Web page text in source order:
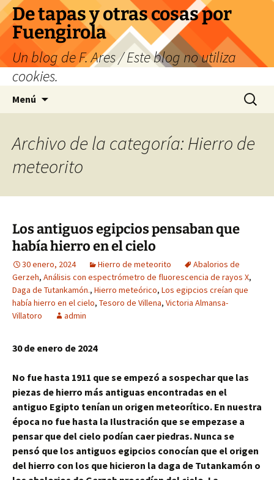
Saltar
al
contenido
De tapas y otras cosas por
Fuengirola
Un blog de F. Ares / Este blog no utiliza
cookies.
Menú Buscar:
Archivo de la categoría: Hierro de
meteorito
Los antiguos egipcios pensaban que
había hierro en el cielo
30 enero, 2024 Hierro de meteorito
Abalorios de
Gerzeh, Análisis con espectrómetro de fluorescencia de rayos X,
Daga de Tutankamón., Hierro meteórico, Los egipcios creían que
había hierro en el cielo, Tesoro de Villena, Victoria Almansa-
Villatoro
admin
30 de enero de 2024
No fue hasta 1911 que se empezó a sospechar que las
piezas de hierro más antiguas encontradas en el
antiguo Egipto tenían un origen meteorítico. En nuestra
época no fue hasta la Ilustración que se empezase a
pensar que del cielo podían caer piedras. Nunca se
pensó que los antiguos egipcios conocían que el origen
del hierro con los que hicieron la daga de Tutankamón o